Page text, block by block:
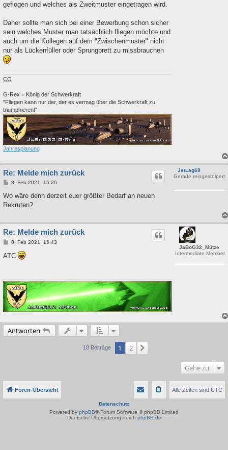
geflogen und welches als Zweitmuster eingetragen wird.
Daher sollte man sich bei einer Bewerbung schon sicher
sein welches Muster man tatsächlich fliegen möchte und
auch um die Kollegen auf dem "Zwischenmuster" nicht
nur als Lückenfüller oder Sprungbrett zu missbrauchen
CO
G-Rex = König der Schwerkraft
"Fliegen kann nur der, der es vermag über die Schwerkraft zu
triumphieren!"
Jahresplanung
JetLag68
Gerade reingestolpert
Re: Melde mich zurück
B
i
r
8. Feb 2021, 15:26
Wo wäre denn derzeit euer größter Bedarf an neuen
Rekruten?
JaBoG32_Mütze
Intermediate Member
Re: Melde mich zurück
B
i
t
8. Feb 2021, 15:43
ATC
Antworten
18 Beiträge 1 2
Gehe zu
Foren-Übersicht Alle Zeiten sind UTC
Datenschutz
Powered by phpBB® Forum Software © phpBB Limited
Deutsche Übersetzung durch phpBB.de